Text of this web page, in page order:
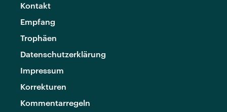
Kontakt
Empfang
Trophäen
Datenschutzerklärung
Impressum
Korrekturen
Kommentarregeln